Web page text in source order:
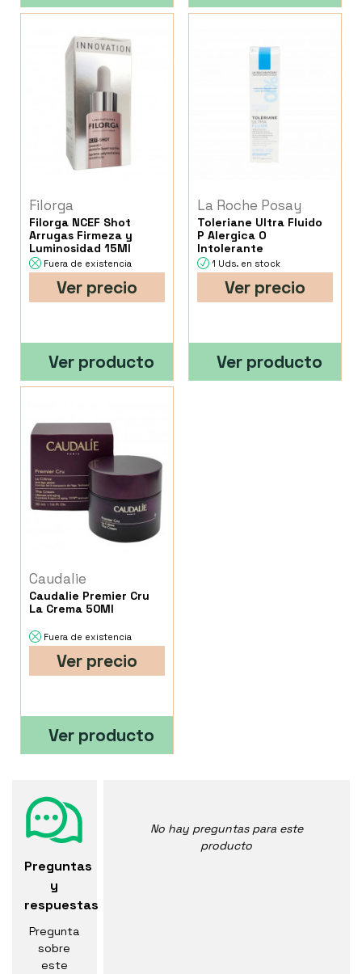
Filorga
Filorga NCEF Shot
Arrugas Firmeza y
Luminosidad 15Ml
Fuera de existencia
Ver precio
Ver producto
La Roche Posay
Toleriane Ultra Fluido
P Alergica O
Intolerante
1 Uds. en stock
Ver precio
Ver producto
Caudalie
Caudalie Premier Cru
La Crema 50Ml
Fuera de existencia
Ver precio
Ver producto
Preguntas
y
respuestas
Pregunta
sobre
este
No hay preguntas para este
producto